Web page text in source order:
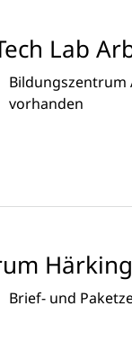
Lab
Bildungszentrum
vorhanden
Brief- und